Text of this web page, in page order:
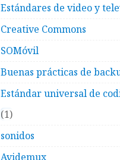
Estándares de video y
Creative Commons
SOMóvil
Buenas prácticas de
Estándar universal de
1
sonidos
Avidemux